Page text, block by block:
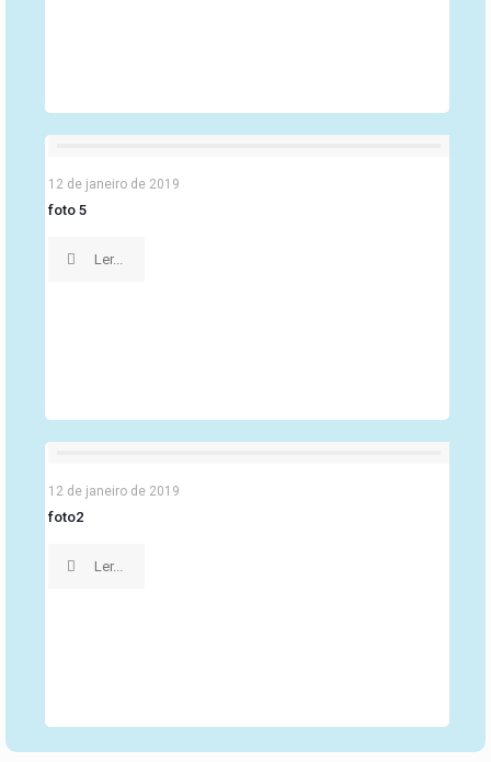
12 de janeiro de 2019
foto 5
Ler...
12 de janeiro de 2019
foto2
Ler...